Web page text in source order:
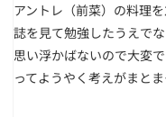
アントレ（前菜）の料理
誌を見て勉強したうえで
思い浮かばないので大変
ってようやく考えがまとま